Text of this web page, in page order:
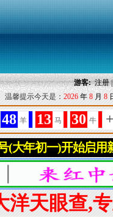
游客:注册
温馨提示今天是： 2026年 8月 8